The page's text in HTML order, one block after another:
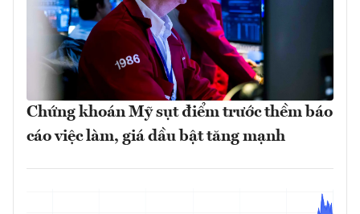
Chứng khoán Mỹ sụt điểm trước thềm báo
cáo việc làm, giá dầu bật tăng mạnh